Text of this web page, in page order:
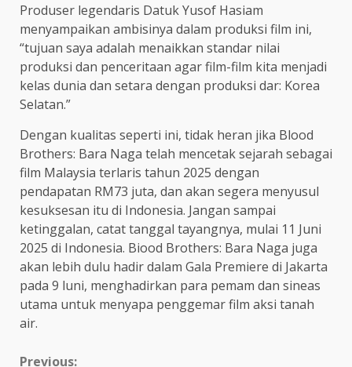
Produser legendaris Datuk Yusof Hasiam
menyampaikan ambisinya dalam produksi film ini,
“tujuan saya adalah menaikkan standar nilai
produksi dan penceritaan agar film-film kita menjadi
kelas dunia dan setara dengan produksi dar: Korea
Selatan.”
Dengan kualitas seperti ini, tidak heran jika Blood
Brothers: Bara Naga telah mencetak sejarah sebagai
film Malaysia terlaris tahun 2025 dengan
pendapatan RM73 juta, dan akan segera menyusul
kesuksesan itu di Indonesia. Jangan sampai
ketinggalan, catat tanggal tayangnya, mulai 11 Juni
2025 di Indonesia. Biood Brothers: Bara Naga juga
akan lebih dulu hadir dalam Gala Premiere di Jakarta
pada 9 luni, menghadirkan para pemam dan sineas
utama untuk menyapa penggemar film aksi tanah
air.
Previous: